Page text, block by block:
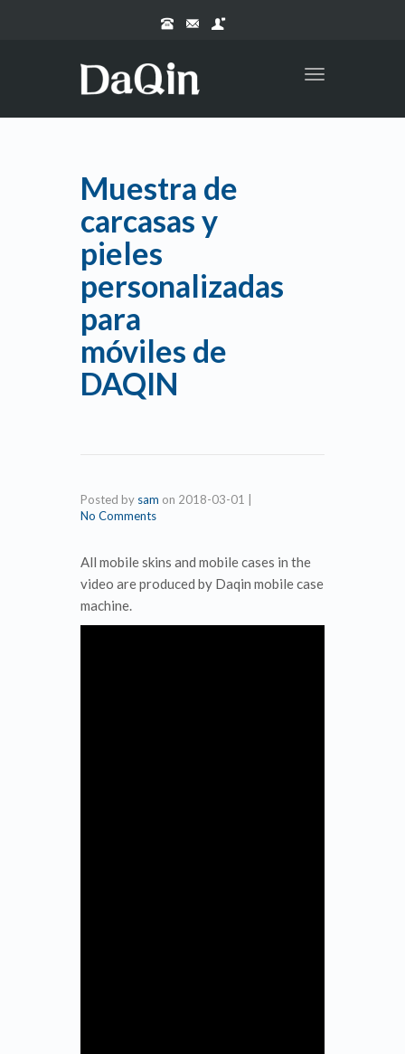
Toggle
Muestra de
carcasas y
pieles
personalizadas
para
móviles de
DAQIN
Posted by sam on 2018-03-01
No Comments
All mobile skins and mobile cases in the
video are produced by Daqin mobile case
machine.